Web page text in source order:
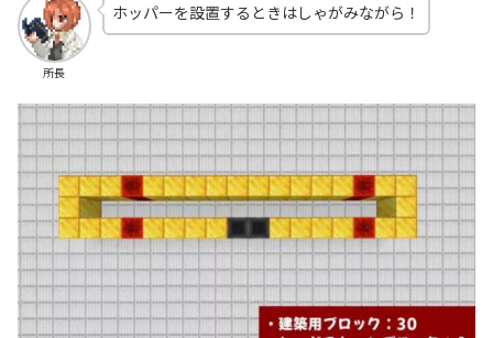
所長
ホッパーを設置するときはしゃがみながら！